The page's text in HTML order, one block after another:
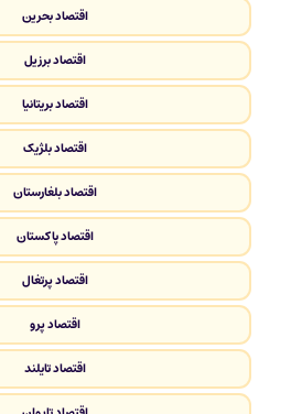
اقتصاد بحرین
اقتصاد برزیل
اقتصاد بریتانیا
اقتصاد بلژیک
اقتصاد بلغارستان
اقتصاد پاکستان
اقتصاد پرتغال
اقتصاد پرو
اقتصاد تایلند